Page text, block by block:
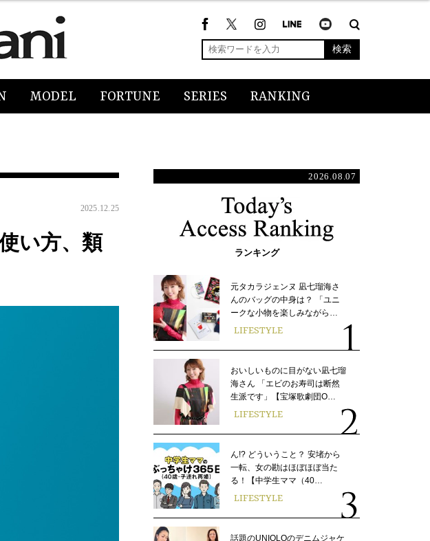
検索
MODEL FORTUNE SERIES RANKING
2025.12.25
い方、類
2026.08.07
ランキング
元タカラジェンヌ 凪七瑠海さ
んのバッグの中身は？ 「ユニ
ークな小物を楽しみながら…
LIFESTYLE
おいしいものに目がない凪七瑠
海さん 「エビのお寿司は断然
生派です」【宝塚歌劇団O…
LIFESTYLE
ん!? どういうこと？ 安堵から
一転、女の勘はほぼほぼ当た
る！【中学生ママ（40…
LIFESTYLE
話題のUNIQLOのデニムジャケ